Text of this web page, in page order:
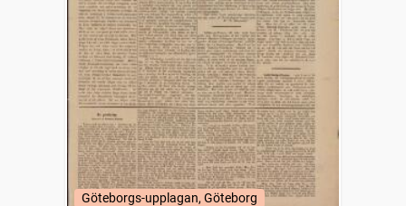
Göteborgs-upplagan, Göteborg